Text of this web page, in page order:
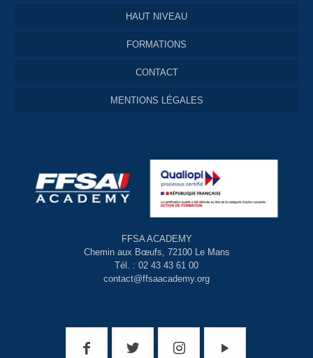
HAUT NIVEAU
FORMATIONS
CONTACT
MENTIONS LÉGALES
FFSA ACADEMY
Chemin aux Bœufs, 72100 Le Mans
Tél. : 02 43 43 61 00
contact@ffsaacademy.org